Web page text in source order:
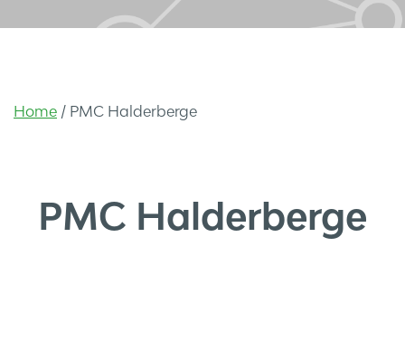
Home / PMC Halderberge
PMC Halderberge